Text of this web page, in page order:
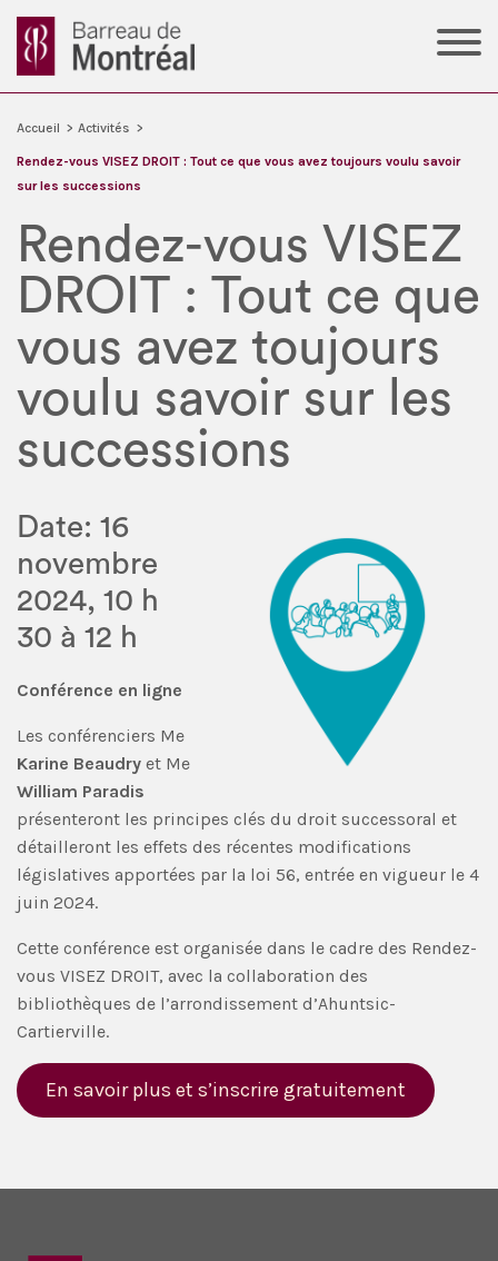
Accueil > Activités >
Rendez-vous VISEZ DROIT : Tout ce que vous avez toujours voulu savoir
sur les successions
Rendez-vous VISEZ
DROIT : Tout ce que
vous avez toujours
voulu savoir sur les
successions
Date: 16
novembre
2024, 10 h
30 à 12 h
Conférence en ligne
Les conférenciers Me
Karine Beaudry et Me
William Paradis
présenteront les principes clés du droit successoral et
détailleront les effets des récentes modifications
législatives apportées par la loi 56, entrée en vigueur le 4
juin 2024.
Cette conférence est organisée dans le cadre des Rendez-
vous VISEZ DROIT, avec la collaboration des
bibliothèques de l’arrondissement d’Ahuntsic-
Cartierville.
En savoir plus et s’inscrire gratuitement